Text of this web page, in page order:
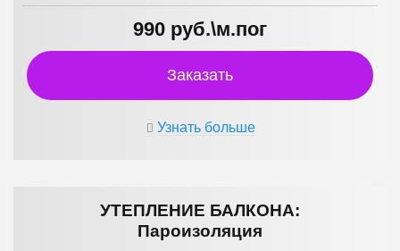
990 руб.\м.пог
Заказать
Узнать больше
УТЕПЛЕНИЕ БАЛКОНА:
Пароизоляция